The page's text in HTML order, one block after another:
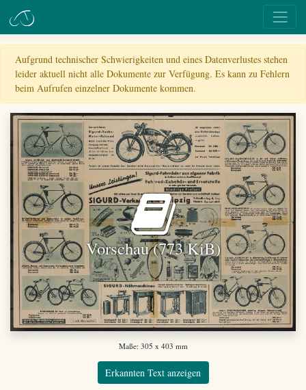
Aufgrund technischer Schwierigkeiten und eines Datenverlustes stehen
leider aktuell nicht alle Dokumente zur Verfügung. Es kann zu Fehlern
beim Aufrufen einzelner Dokumente kommen.
Vorschau (773 KiB)
Maße: 305 x 403 mm
Erkannten Text anzeigen